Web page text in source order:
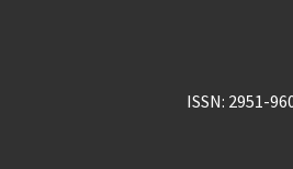
ISSN: 2951-